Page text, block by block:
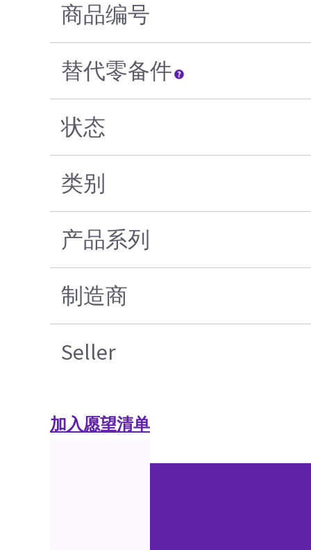
商品编号
替代零备件
状态
类别
产品系列
制造商
Seller
加入愿望清单